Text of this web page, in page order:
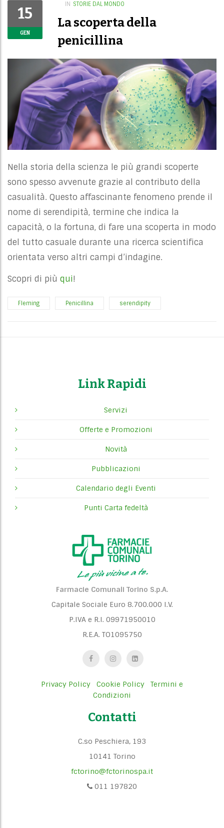
15
GEN
IN STORIE DAL MONDO
La scoperta della
penicillina
Nella storia della scienza le più grandi scoperte
sono spesso avvenute grazie al contributo della
casualità. Questo affascinante fenomeno prende il
nome di serendipità, termine che indica la
capacità, o la fortuna, di fare una scoperta in modo
del tutto casuale durante una ricerca scientifica
orientata verso altri campi d’indagine.
Scopri di più qui!
Fleming Penicillina serendipity
Link Rapidi
Servizi
Offerte e Promozioni
Novità
Pubblicazioni
Calendario degli Eventi
Punti Carta fedeltà
Farmacie Comunali Torino S.p.A.
Capitale Sociale Euro 8.700.000 I.V.
P.IVA e R.I. 09971950010
R.E.A. TO1095750
Privacy Policy Cookie Policy
Termini e
Condizioni
Contatti
C.so Peschiera, 193
10141 Torino
fctorino@fctorinospa.it
011 197820